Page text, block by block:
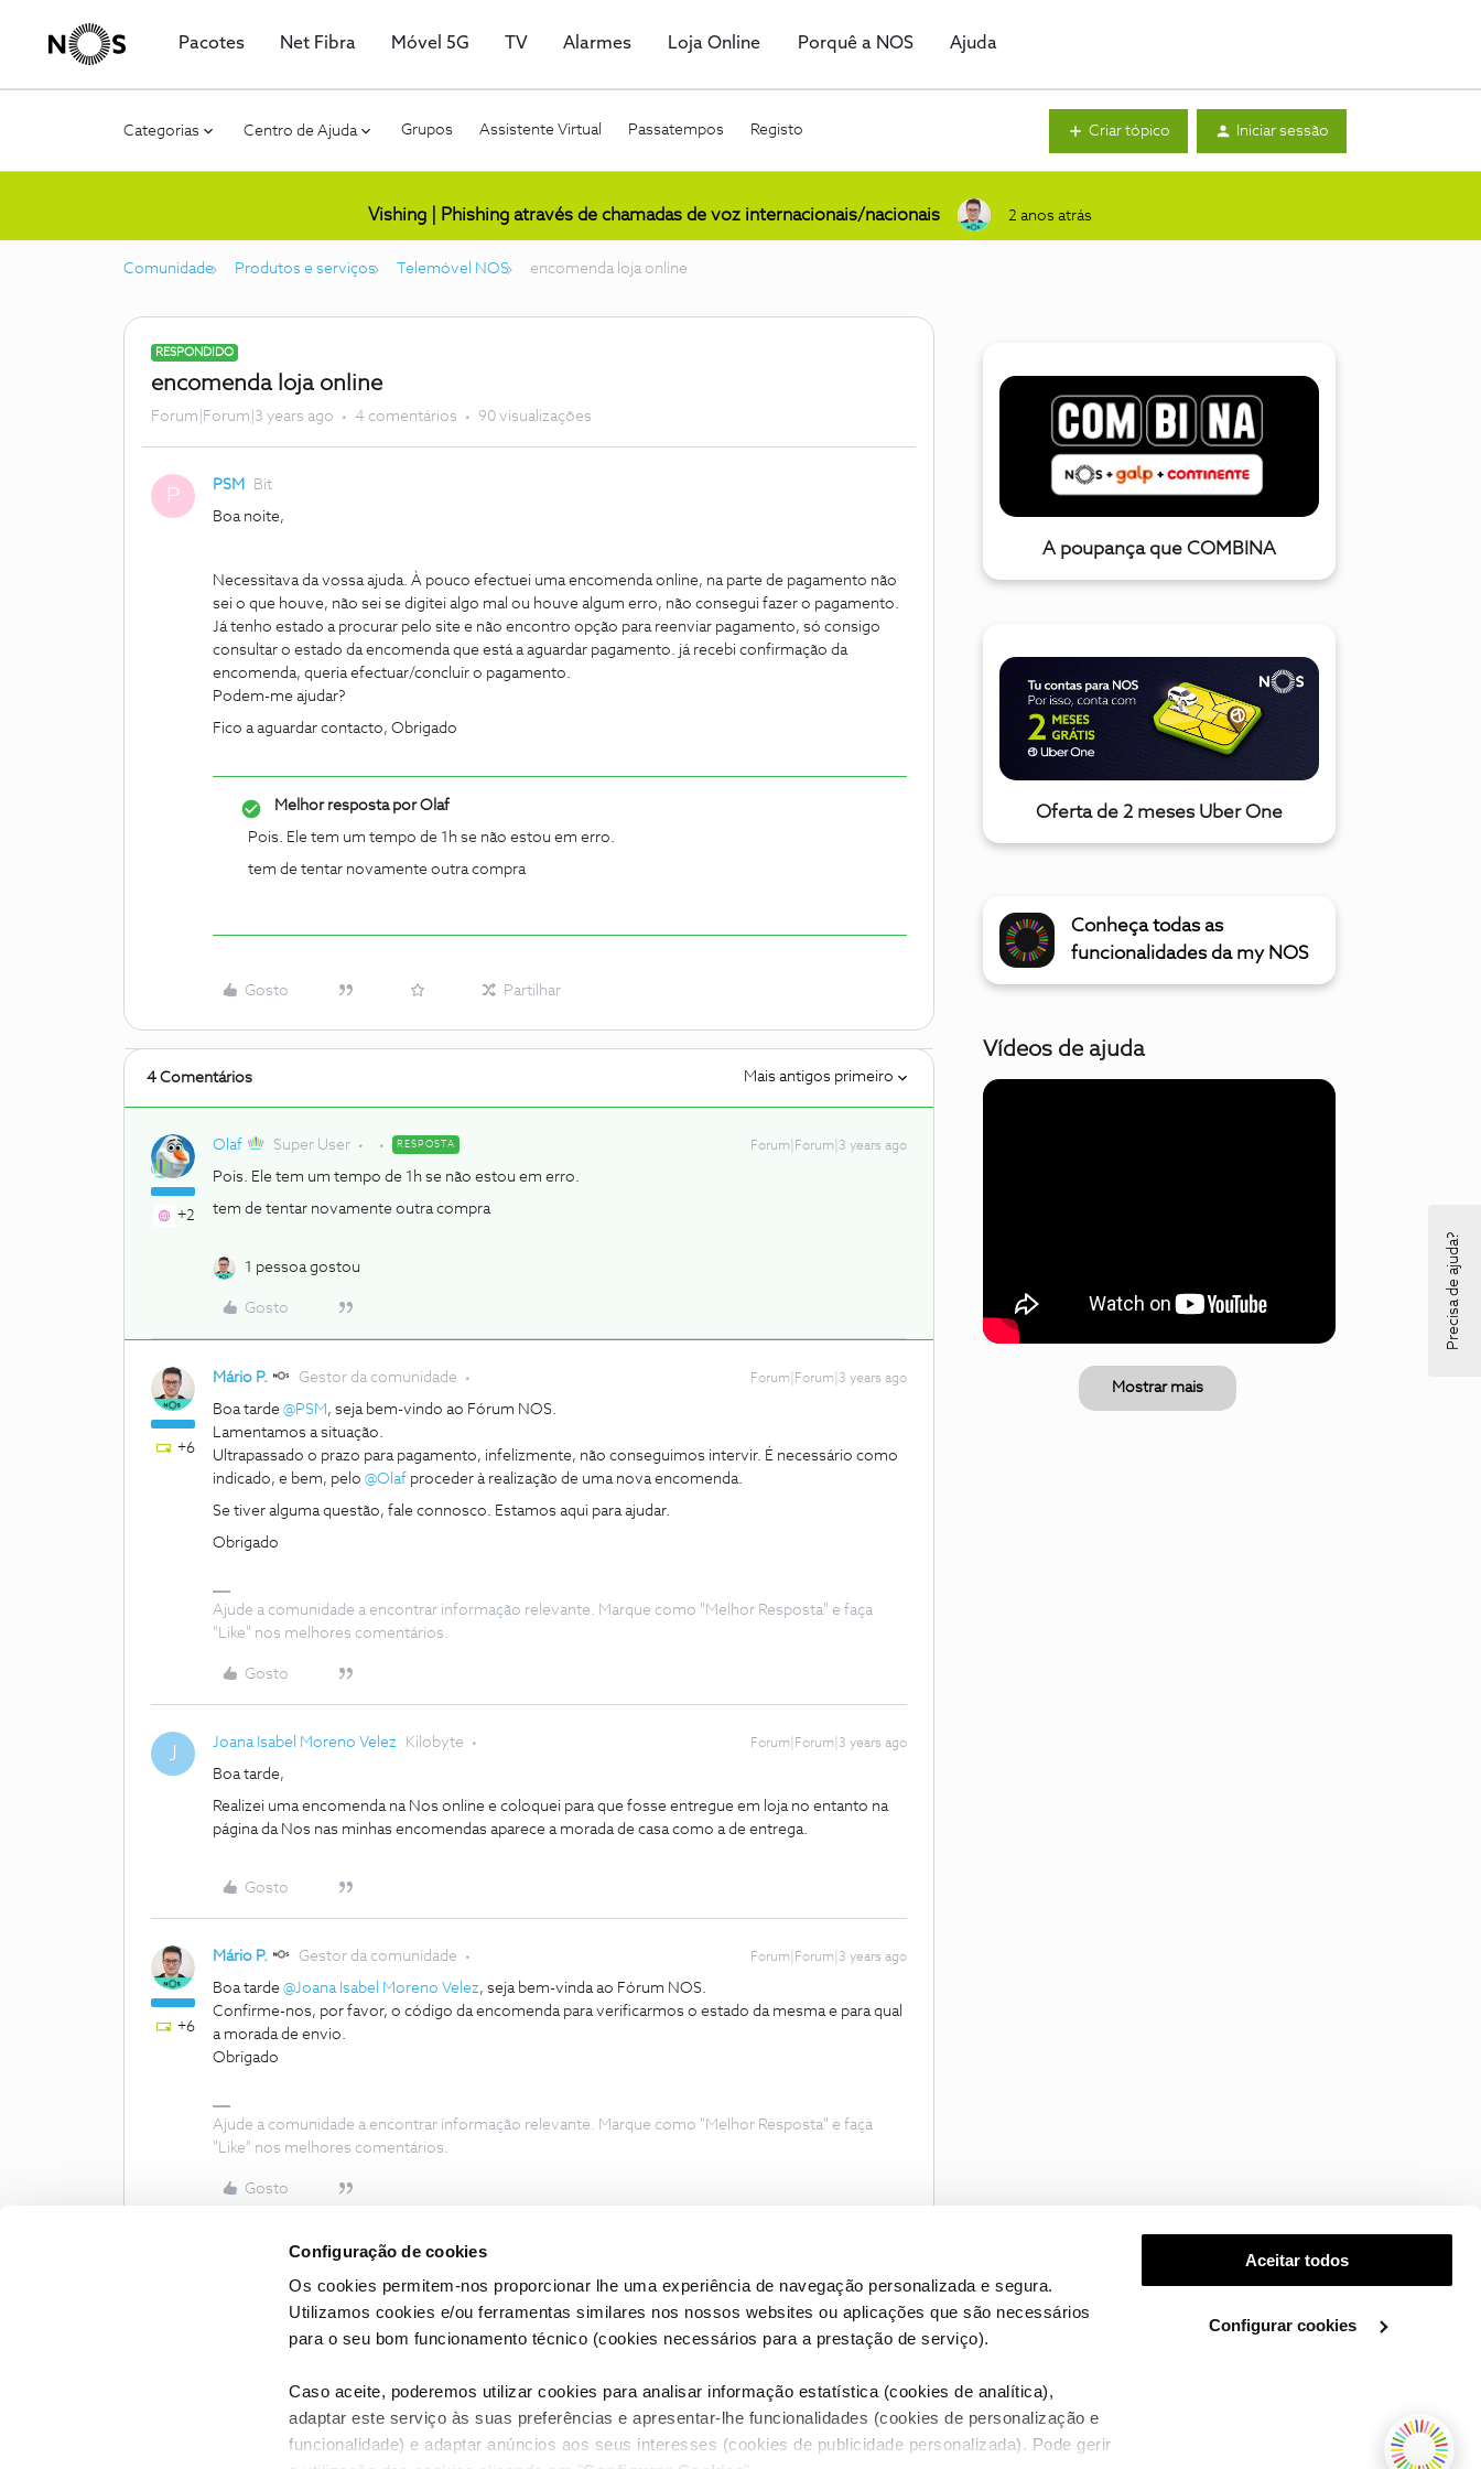
Configuração de cookies
Os cookies permitem-nos proporcionar lhe uma experiência de navegação personalizada e segura.
Utilizamos cookies e/ou ferramentas similares nos nossos websites ou aplicações que são necessários
para o seu bom funcionamento técnico (cookies necessários para a prestação de serviço).
Caso aceite, poderemos utilizar cookies para analisar informação estatística (cookies de analítica),
adaptar este serviço às suas preferências e apresentar-lhe funcionalidades (cookies de personalização e
funcionalidade) e adaptar anúncios aos seus interesses (cookies de publicidade personalizada). Pode gerir
Aceitar todos
Configurar cookies
Pacotes Net Fibra Móvel 5G TV Alarmes Loja Online Porquê a NOS Ajuda
Categorias Centro de Ajuda Grupos Assistente Virtual Passatempos Registo Criar tópico Iniciar sessão
Vishing | Phishing através de chamadas de voz internacionais/nacionais 2 anos atrás
Comunidade Produtos e serviços Telemóvel NOS encomenda loja online
RESPONDIDO
encomenda loja online
Forum|Forum|3 years ago 4 comentários 90 visualizações
P PSM Bit
Boa noite,
Necessitava da vossa ajuda. À pouco efectuei uma encomenda online, na parte de pagamento não
sei o que houve, não sei se digitei algo mal ou houve algum erro, não consegui fazer o pagamento.
Já tenho estado a procurar pelo site e não encontro opção para reenviar pagamento, só consigo
consultar o estado da encomenda que está a aguardar pagamento. já recebi confirmação da
encomenda, queria efectuar/concluir o pagamento.
Podem-me ajudar?
Fico a aguardar contacto, Obrigado
Melhor resposta porOlaf
Pois. Ele tem um tempo de 1h se não estou em erro.
tem de tentar novamente outra compra
Gosto Partilhar
4 Comentários Mais antigos primeiro
+2
Olaf Super User RESPOSTA Forum|Forum|3 years ago
Pois. Ele tem um tempo de 1h se não estou em erro.
tem de tentar novamente outra compra
1 pessoa gostou
Gosto
+6
Mário P. Gestor da comunidade Forum|Forum|3 years ago
Boa tarde @PSM , seja bem-vindo ao Fórum NOS.
Lamentamos a situação.
Ultrapassado o prazo para pagamento, infelizmente, não conseguimos intervir. É necessário como
indicado, e bem, pelo @Olaf proceder à realização de uma nova encomenda.
Se tiver alguma questão, fale connosco. Estamos aqui para ajudar.
Obrigado
Ajude a comunidade a encontrar informação relevante. Marque como "Melhor Resposta" e faça
"Like" nos melhores comentários.
Gosto
J Joana Isabel Moreno Velez Kilobyte Forum|Forum|3 years ago
Boa tarde,
Realizei uma encomenda na Nos online e coloquei para que fosse entregue em loja no entanto na
página da Nos nas minhas encomendas aparece a morada de casa como a de entrega.
Gosto
+6
Mário P. Gestor da comunidade Forum|Forum|3 years ago
Boa tarde @Joana Isabel Moreno Velez, seja bem-vinda ao Fórum NOS.
Confirme-nos, por favor, o código da encomenda para verificarmos o estado da mesma e para qual
a morada de envio.
Obrigado
Ajude a comunidade a encontrar informação relevante. Marque como "Melhor Resposta" e faça
"Like" nos melhores comentários.
Gosto
A poupança que COMBINA
Oferta de 2 meses Uber One
Conheça todas as
funcionalidades da my NOS
Vídeos de ajuda
Mostrar mais
Condições do Fórum NOS Accessibility statement
Precisa de ajuda?